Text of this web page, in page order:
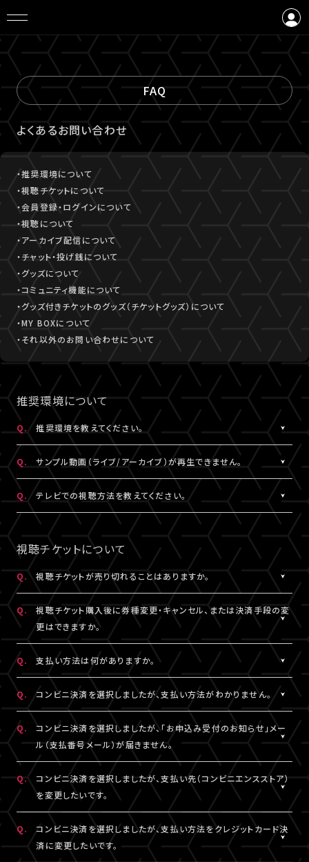
会員登録
FAQ
よくあるお問い合わせ
・推奨環境について
・視聴チケットについて
・会員登録・ログインについて
・視聴について
・アーカイブ配信について
・チャット・投げ銭について
・グッズについて
・コミュニティ機能について
・グッズ付きチケットのグッズ（チケットグッズ）について
・MY BOXについて
・それ以外のお問い合わせについて
推奨環境について
Q. 推奨環境を教えてください。
A. こちらより推奨環境をご確認ください。
Q. サンプル動画（ライブ/アーカイブ）が再生できません。
A. 推奨環境 をご確認ください。推奨環境でも再生できない場合はこち
らにお問い合わせください。
Q. テレビでの視聴方法を教えてください。
A. テレビでの視聴方法の⼀例を こちら
でご紹介しております。
テレビ視聴は、当サービスの推奨環境ではありません。
参考にされる際は、あくまで推奨環境ではないことをご理解・ご了
承のうえ、事前にテスト視聴をお試しください。
※テレビでのご視聴中に生じた不具合に関しては、当サービスは
一切の責任を負いかねます。
※テレビ等での視聴をご希望の場合は、サンプル動画視聴ページ
でサンプル動画の映像と音声が正常に再生できることをご確認の
うえ、ご自身の判断で視聴チケットのご購入をご検討ください。
視聴チケットについて
Q. 視聴チケットが売り切れることはありますか。
原則、視聴チケットの売り切れはございません。ただし公演・券種に
よっては枚数に限りがある場合がございます。
詳細はチケット販売ページでご確認ください。
Q.
視聴チケット購入後に券種変更・キャンセル、または決済手段の変
更はできますか。
A.
一度決済を完了された視聴チケットの券種変更・キャンセルは一切
お受けできません。
※クレジットカード決済の場合、即時決済となります。
※コンビニ決済の場合、お支払いがお済みでない場合のみ、券種
変更・キャンセルが可能です。
Q. 支払い方法は何がありますか。
クレジットカード決済、コンビニ決済がご利用いただけます。
決済の明細には「LIVESHIP」と表示されます。
Q. コンビニ決済を選択しましたが、支払い方法がわかりません。
A. コンビニ決済の支払い方法は、下記よりご確認ください。
■コンビニ決済支払い方法（手順4以降）
□ローソン・ミニストップ
https://www.sbpayment.jp/support/how_to_pay/cvs/
□ファミリーマート
https://www.sbpayment.jp/support/how_to_pay/cvs/
□セイコーマート
https://www.sbpayment.jp/support/how_to_pay/cvs/
Q.
コンビニ決済を選択しましたが、「お申込み受付のお知らせ」メー
ル（支払番号メール）が届きません。
A.
コンビニ決済を選択された場合、「お申込み受付のお知らせ」メー
ル（支払番号メール）は、視聴チケット販売ページでご入力いただ
いたA!-ID（メールアドレス）宛に【@liveship.tokyo】ドメインから
配信しております。
“迷惑メール”として自動振り分け・受信拒否されていないかご確
認ください。
Q.
コンビニ決済を選択しましたが、支払い先（コンビニエンスストア）
を変更したいです。
コンビニ決済の支払先（コンビニエンスストア）を変更する場合は、
「マイページ」内「チケット購入情報」より、支払先を変更したいチケ
ットを選択。
Q.
コンビニ決済を選択しましたが、支払い方法をクレジットカード決
済に変更したいです。